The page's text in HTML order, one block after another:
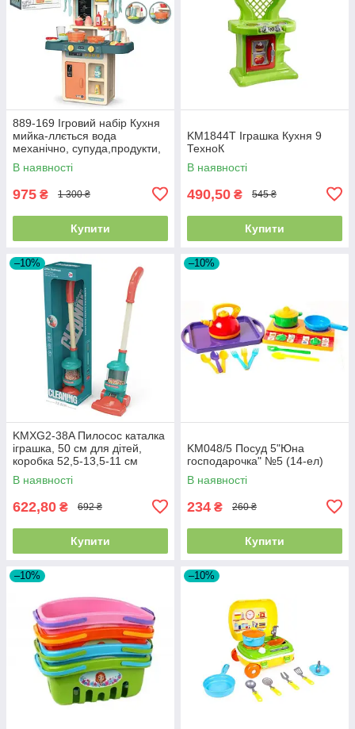
889-169 Ігровий набір Кухня
мийка-ллється вода
механічно, супуда,продукти,
дошка для
В наявності
975 ₴ 1 300 ₴
Купити
KM1844T Іграшка Кухня 9
ТехноК
В наявності
490,50 ₴ 545 ₴
Купити
–10%
KMXG2-38A Пилосос каталка
іграшка, 50 см для дітей,
коробка 52,5-13,5-11 см
В наявності
622,80 ₴ 692 ₴
Купити
–10%
KM048/5 Посуд 5"Юна
господарочка" №5 (14-ел)
В наявності
234 ₴ 260 ₴
Купити
–10% –10%